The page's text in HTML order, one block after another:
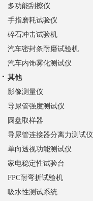
多功能刮擦仪
手指磨耗试验仪
碎石冲击试验机
汽车密封条耐磨试验机
汽车内饰雾化测试仪
其他
影像测量仪
导尿管强度测试仪
圆盘取样器
导尿管连接器分离力测试仪
单向透视功能测试仪
家电稳定性试验台
FPC耐弯折试验机
吸水性测试系统